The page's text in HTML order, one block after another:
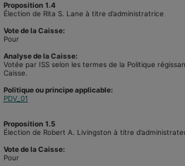
Proposition 1.4
Élection de Rita S. Lane à titre d’administratrice
Vote de la Caisse:
Pour
Analyse de la Caisse:
Votée par ISS selon les termes de la Politique
Caisse.
Politique ou principe applicable:
PDV_01
Proposition 1.5
Élection de Robert A. Livingston à titre
Vote de la Caisse:
Pour